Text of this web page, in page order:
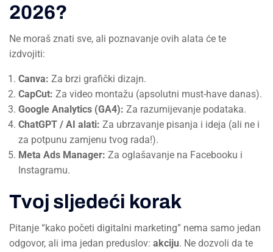
2026?
Ne moraš znati sve, ali poznavanje ovih alata će te
izdvojiti:
Canva: Za brzi grafički dizajn.
CapCut: Za video montažu (apsolutni must-have danas).
Google Analytics (GA4): Za razumijevanje podataka.
ChatGPT / AI alati: Za ubrzavanje pisanja i ideja (ali ne i
za potpunu zamjenu tvog rada!).
Meta Ads Manager: Za oglašavanje na Facebooku i
Instagramu.
Tvoj sljedeći korak
Pitanje “kako početi digitalni marketing” nema samo jedan
odgovor, ali ima jedan preduslov: akciju. Ne dozvoli da te